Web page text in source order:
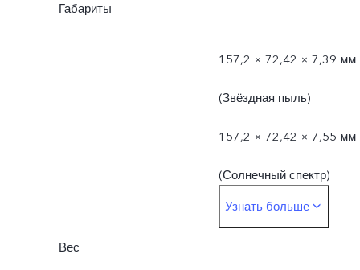
Габариты
157,2 × 72,42 × 7,39 мм
(Звёздная пыль)
157,2 × 72,42 × 7,55 мм
(Солнечный спектр)
* Фактические размеры
Узнать больше
Вес